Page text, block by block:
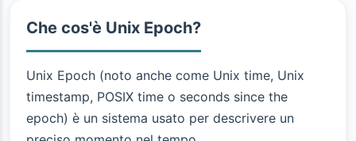
Che cos'è Unix Epoch?
Unix Epoch (noto anche come Unix time, Unix
timestamp, POSIX time o seconds since the
epoch) è un sistema usato per descrivere un